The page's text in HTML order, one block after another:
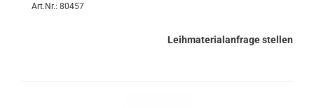
Art.Nr.: 80457
Leihmaterialanfrage stellen